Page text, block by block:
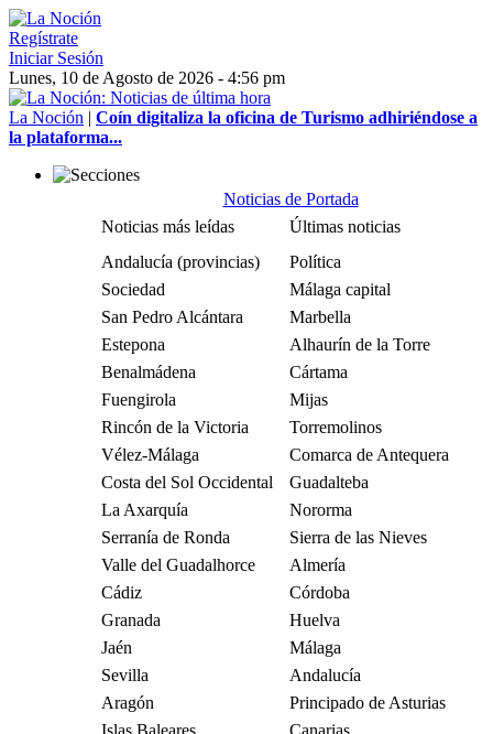
Regístrate
Iniciar Sesión
Lunes, 10 de Agosto de 2026 - 4:56 pm
La Noción | Coín digitaliza la oficina de Turismo adhiriéndose a
la plataforma...
Noticias de Portada
Noticias más leídas
Últimas noticias
Andalucía (provincias)
Política
Sociedad
Málaga capital
San Pedro Alcántara
Marbella
Estepona
Alhaurín de la Torre
Benalmádena
Cártama
Fuengirola
Mijas
Rincón de la Victoria
Torremolinos
Vélez-Málaga
Comarca de Antequera
Costa del Sol Occidental
Guadalteba
La Axarquía
Nororma
Serranía de Ronda
Sierra de las Nieves
Valle del Guadalhorce
Almería
Cádiz
Córdoba
Granada
Huelva
Jaén
Málaga
Sevilla
Andalucía
Aragón
Principado de Asturias
Islas Baleares
Canarias